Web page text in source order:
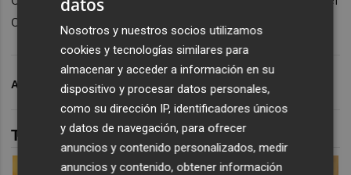
centro en el antiguo Hospital Naval.
ARCHIVADO EN 0 INMIGRACIÓN
TAMBIÉN TE PUEDE INTERESAR
Nosotros y nuestros socios utilizamos
cookies y tecnologías similares para
almacenar y acceder a información en su
dispositivo y procesar datos personales,
como su dirección IP, identificadores únicos
y datos de navegación, para ofrecer
anuncios y contenido personalizados, medir
anuncios y contenido, obtener información